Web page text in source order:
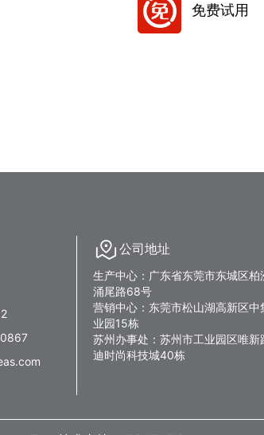
免费试用
公司地址
生产中心：广东省东莞市东城区柏
涌尾路68号
营销中心：东莞市松山湖高新区中
业园15栋
苏州办事处：苏州市工业园区唯新
迪时尚科技城40栋